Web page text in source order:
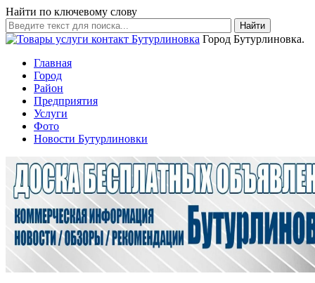
Найти по ключевому слову
Найти
Город Бутурлиновка.
Главная
Город
Район
Предприятия
Услуги
Фото
Новости Бутурлиновки